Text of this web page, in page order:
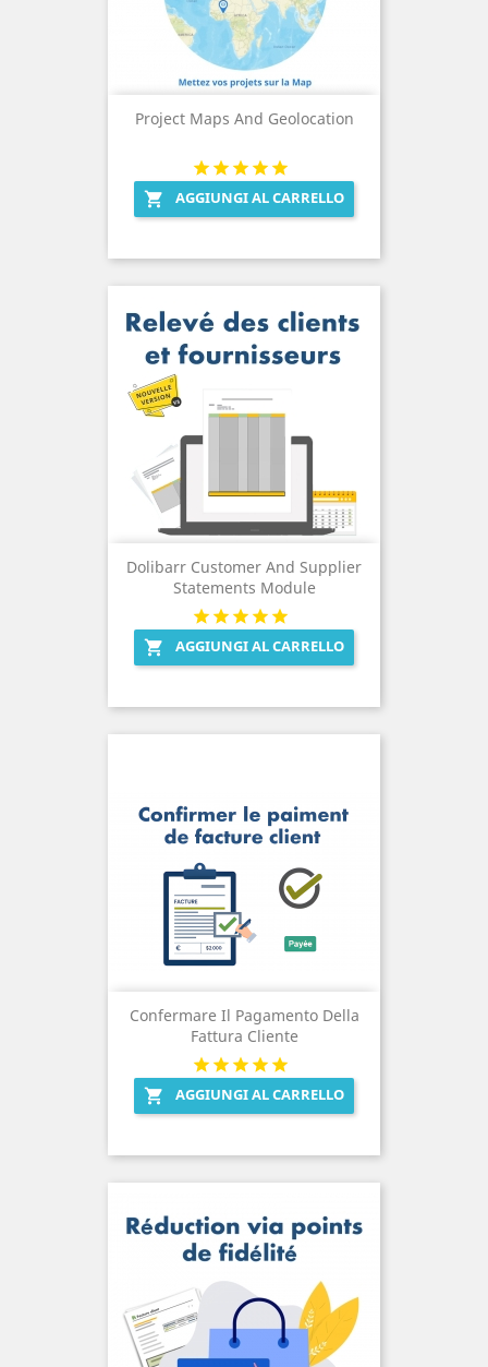
Project Maps And Geolocation
 AGGIUNGI AL CARRELLO
Dolibarr Customer And Supplier
Statements Module
 AGGIUNGI AL CARRELLO
Confermare Il Pagamento Della
Fattura Cliente
 AGGIUNGI AL CARRELLO